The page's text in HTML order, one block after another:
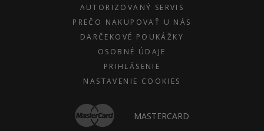
AUTORIZOVANÝ SERVIS
PREČO NAKUPOVAŤ U NÁS
DARČEKOVÉ POUKÁŽKY
OSOBNÉ ÚDAJE
PRIHLÁSENIE
NASTAVENIE COOKIES
MASTERCARD